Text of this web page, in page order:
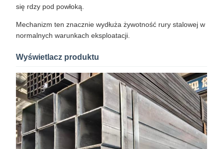
się rdzy pod powłoką.
Mechanizm ten znacznie wydłuża żywotność rury stalowej w
normalnych warunkach eksploatacji.
Wyświetlacz produktu